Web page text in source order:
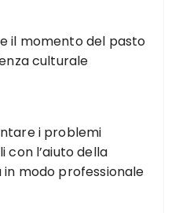
il momento del pasto
culturale
i problemi
con l’aiuto della
modo professionale